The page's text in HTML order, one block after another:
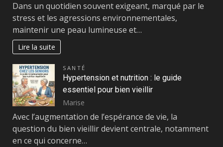
Dans un quotidien souvent exigeant, marqué par le
stress et les agressions environnementales,
maintenir une peau lumineuse et…
Lire la suite
SANTÉ
Hypertension et nutrition : le guide
essentiel pour bien vieillir
Marise
Avec l’augmentation de l’espérance de vie, la
question du bien vieillir devient centrale, notamment
en ce qui concerne…